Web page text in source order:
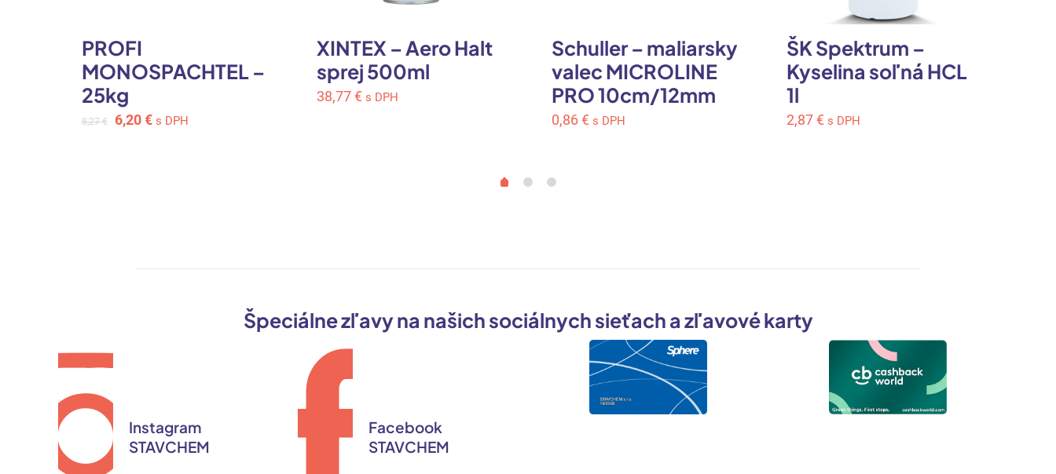
PROFI
MONOSPACHTEL –
25kg
8,27€
Original
6,20€Current
s DPH
XINTEX – Aero Halt
sprej 500ml
38,77€ s DPH
Schuller – maliarsky
valec MICROLINE
PRO 10cm/12mm
0,86€ s DPH
ŠK Spektrum –
Kyselina soľná HCL
1l
2,87€ s DPH
Špeciálne zľavy na našich sociálnych sieťach a zľavové karty
Instagram
STAVCHEM
Facebook
STAVCHEM